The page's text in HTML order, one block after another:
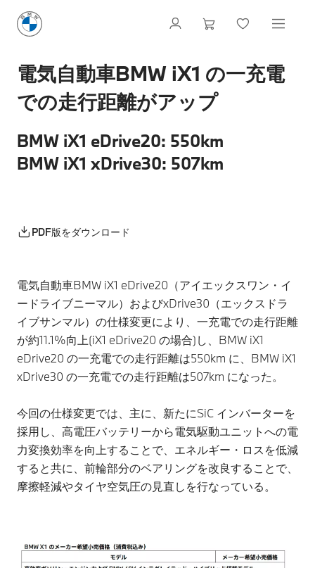
電気自動車BMW iX1 の一充電
での走行距離がアップ
BMW iX1 eDrive20: 550km
BMW iX1 xDrive30: 507km
PDF版をダウンロード
電気自動車BMW iX1 eDrive20（アイエックスワン・イ
ードライブニーマル）およびxDrive30（エックスドラ
イブサンマル）の仕様変更により、一充電での走行距離
が約11.1%向上(iX1 eDrive20 の場合)し、BMW iX1
eDrive20 の一充電での走行距離は550km に、BMW iX1
xDrive30 の一充電での走行距離は507km になった。
今回の仕様変更では、主に、新たにSiC インバーターを
採用し、高電圧バッテリーから電気駆動ユニットへの電
力変換効率を向上することで、エネルギー・ロスを低減
すると共に、前輪部分のベアリングを改良することで、
摩擦軽減やタイヤ空気圧の見直しを行なっている。